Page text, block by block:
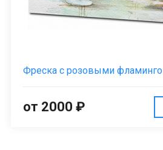
Фреска с розовыми фламинго
от 2000 ₽